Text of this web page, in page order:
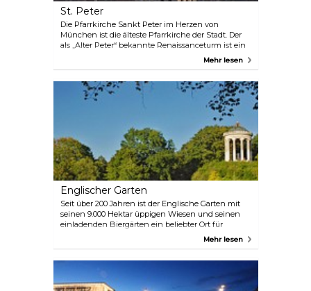
St. Peter
Die Pfarrkirche Sankt Peter im Herzen von
München ist die älteste Pfarrkirche der Stadt. Der
als „Alter Peter“ bekannte Renaissanceturm ist ein
Wahrzeichen der Stadt und bietet den Besuchern
Mehr lesen
Englischer Garten
Seit über 200 Jahren ist der Englische Garten mit
seinen 9.000 Hektar üppigen Wiesen und seinen
einladenden Biergärten ein beliebter Ort für
Spaziergänger jeden Alters. Das Freizeitparadies
Mehr lesen